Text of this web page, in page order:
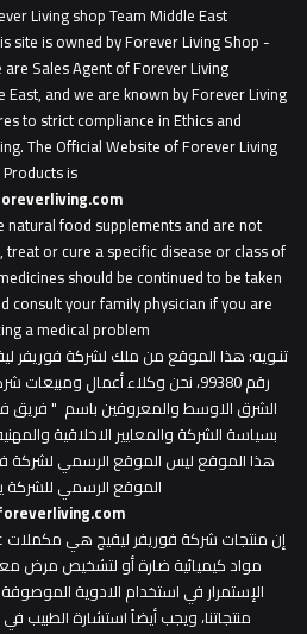
Living shop Team Middle East
site is owned by Forever Living Shop -
Sales Agent of Forever Living
and we are known by Forever Living
to strict compliance in Ethics and
The Official Website of Forever Living
Products is
natural food supplements and are not
or cure a specific disease or class of
should be continued to be taken
consult your family physician if you are
a medical problem.
تنـويه: هذا الموقع من ملك لشركة فوريفر
رقم 99380، نحن وكلاء أعمال
الشرق الاوسط والمعروفين باسم " فريق
بسياسة الشركة والمعايير الاخلاقية
هذا الموقع ليس الموقع الرسمي لشركة
الموقع الرسمي للشركة
​إن منتجات شركة فوريفر ليفيج هي مكملات
مواد كيميائية ضارة أو لتشخيص مرض
الإستمرار في استخدام الادوية
منتجاتنا، ويجب أيضاً استشارة الطبيب